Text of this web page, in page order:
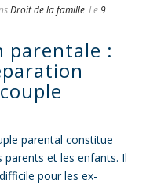
Droit de la famille Le9
parentale :
parental constitue
parents et les enfants. Il
pour les ex-